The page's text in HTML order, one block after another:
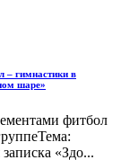
– гимнастики в
шаре»
фитбол
«Здо...